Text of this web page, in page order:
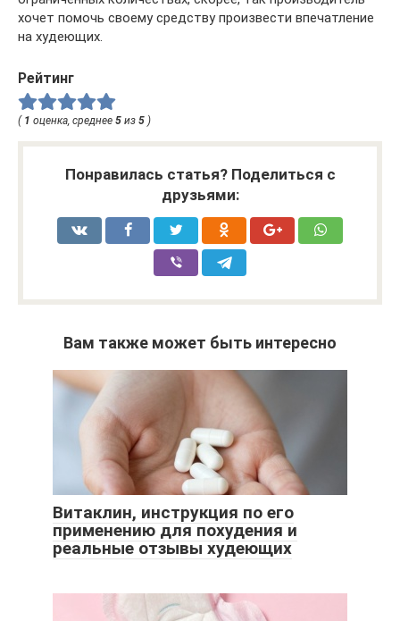
хочет помочь своему средству произвести впечатление
на худеющих.
Рейтинг
( 1 оценка, среднее 5 из 5 )
Понравилась статья? Поделиться с
друзьями:
Вам также может быть интересно
Витаклин, инструкция по его
применению для похудения и
реальные отзывы худеющих